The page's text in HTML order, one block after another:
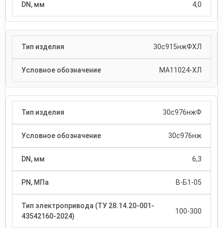
4,0
30с915нжФХЛ
МА11024-ХЛ
30с976нжФ
30с976нж
6,3
В-Б1-05
100-300